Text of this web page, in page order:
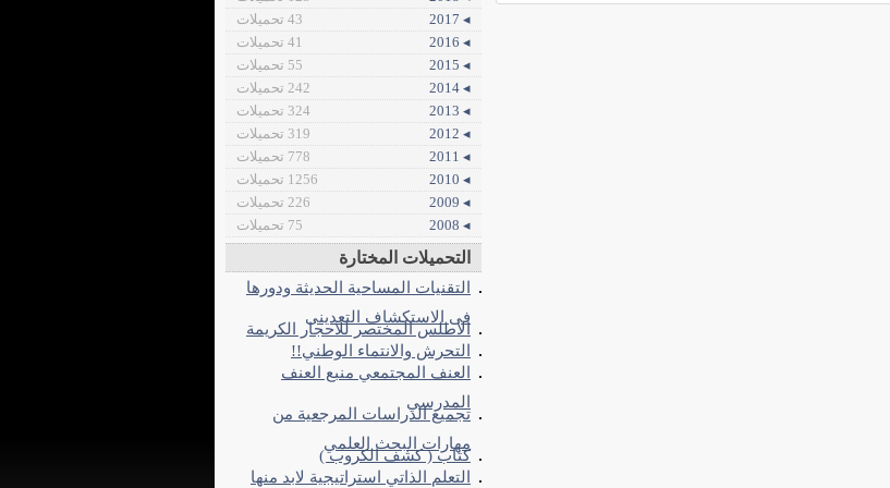
◂ 2017
43 تحميلات
◂ 2016
41 تحميلات
◂ 2015
55 تحميلات
◂ 2014
242 تحميلات
◂ 2013
324 تحميلات
◂ 2012
319 تحميلات
◂ 2011
778 تحميلات
◂ 2010
1256 تحميلات
◂ 2009
226 تحميلات
◂ 2008
75 تحميلات
التحميلات المختارة
التقنيات المساحية الحديثة ودورها
فى الاستكشاف التعدينى
الاطلس المختصر للاحجار الكريمة
التحرش والانتماء الوطني!!
العنف المجتمعي منبع العنف
المدرسي
تجميع الدراسات المرجعية من
مهارات البحث العلمي
كتاب ( كشف الكروب )
التعلم الذاتي استراتيجية لابد منها